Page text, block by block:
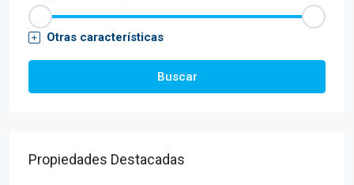
Otras características
Buscar
Propiedades Destacadas